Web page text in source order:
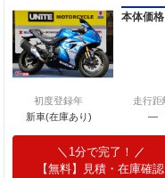
本体価格
初度登録年
新車(在庫あり)
走行距
―
1分で完了！
【無料】見積・在庫確認